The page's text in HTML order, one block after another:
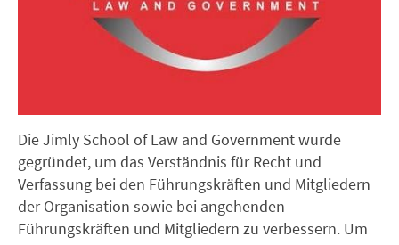
Die Jimly School of Law and Government wurde
gegründet, um das Verständnis für Recht und
Verfassung bei den Führungskräften und Mitgliedern
der Organisation sowie bei angehenden
Führungskräften und Mitgliedern zu verbessern. Um